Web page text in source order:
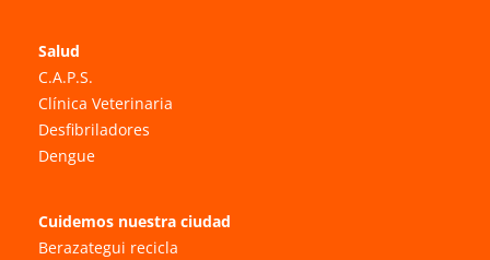
Salud
C.A.P.S.
Clínica Veterinaria
Desfibriladores
Dengue
Cuidemos nuestra ciudad
Berazategui recicla